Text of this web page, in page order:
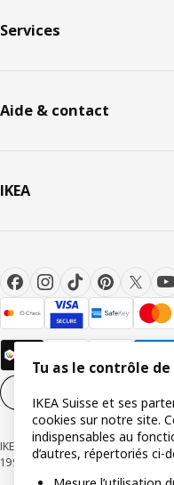
Services
Aide & contact
IKEA
IKEA Suisse - Müslistrasse 16,
1999-2026
Tu as le contrôle
IKEA Suisse et ses
cookies sur notre site.
indispensables au
d’autres, répertoriés